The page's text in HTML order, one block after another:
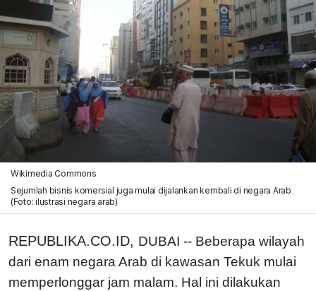
Wikimedia Commons
Sejumlah bisnis komersial juga mulai dijalankan kembali di negara Arab
(Foto: ilustrasi negara arab)
REPUBLIKA.CO.ID, DUBAI -- Beberapa wilayah
dari enam negara Arab di kawasan Tekuk mulai
memperlonggar jam malam. Hal ini dilakukan